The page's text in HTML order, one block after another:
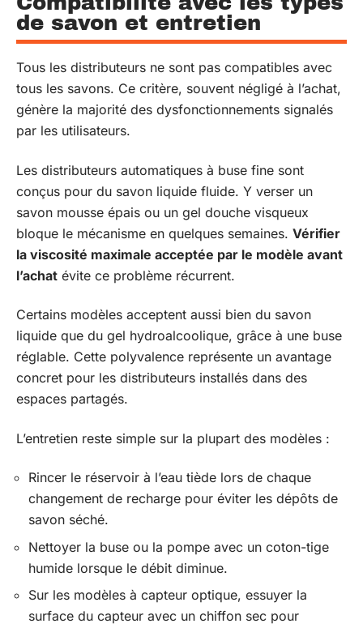
de savon et entretien
Tous les distributeurs ne sont pas compatibles avec
tous les savons. Ce critère, souvent négligé à l’achat,
génère la majorité des dysfonctionnements signalés
par les utilisateurs.
Les distributeurs automatiques à buse fine sont
conçus pour du savon liquide fluide. Y verser un
savon mousse épais ou un gel douche visqueux
bloque le mécanisme en quelques semaines. Vérifier
la viscosité maximale acceptée par le modèle avant
l’achat évite ce problème récurrent.
Certains modèles acceptent aussi bien du savon
liquide que du gel hydroalcoolique, grâce à une buse
réglable. Cette polyvalence représente un avantage
concret pour les distributeurs installés dans des
espaces partagés.
L’entretien reste simple sur la plupart des modèles :
Rincer le réservoir à l’eau tiède lors de chaque
changement de recharge pour éviter les dépôts de
savon séché.
Nettoyer la buse ou la pompe avec un coton-tige
humide lorsque le débit diminue.
Sur les modèles à capteur optique, essuyer la
surface du capteur avec un chiffon sec pour